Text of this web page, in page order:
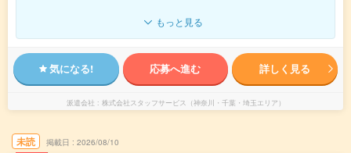
もっと見る
気になる! 応募へ進む 詳しく見る
派遣会社 株式会社スタッフサービス（神奈川・千葉・埼玉エリア）
未読 掲載日 2026/08/10